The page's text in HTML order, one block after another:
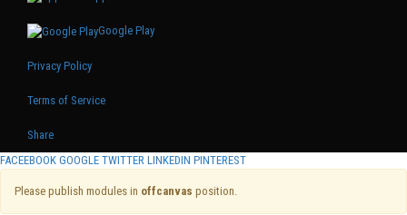
Google Play
Privacy Policy
Terms of Service
Share
FACEEBOOK GOOGLE TWITTER LINKEDIN PINTEREST
Please publish modules in offcanvas position.